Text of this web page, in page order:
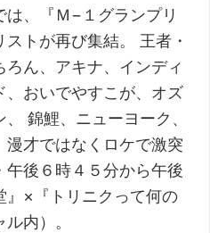
、『Ｍ−１グランプリ
トが再び集結。 王者・
ん、アキナ、インディ
、おいでやすこが、オズ
錦鯉、ニューヨーク、
漫才ではなくロケで激突
後６時４５分から午後
』×『トリニクって何の
内）。